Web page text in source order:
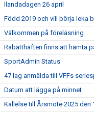
Ilandadagen 26 april
Född 2019 och vill börja leka
Välkommen på föreläsning
Rabatthäften finns att hämta
SportAdmin Status
47 lag anmälda till VFFs
Datum att lägga på minnet
Kallelse till Årsmöte 2025 den